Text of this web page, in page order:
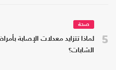
5
صحة
لماذا تتزايد معدلات الإصابة
الشابات؟